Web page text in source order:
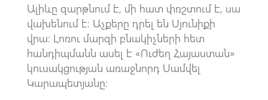
Ալիևը զարթնում է, մի հատ փռշտում է, սա
վախենում է։ Աչքերը դրել են Սյունիքի
վրա։ Լոռու մարզի բնակիչների հետ
հանդիպմանն ասել է «Ուժեղ Հայաստան»
կուսակցության առաջնորդ Սամվել
Կարապետյանը։